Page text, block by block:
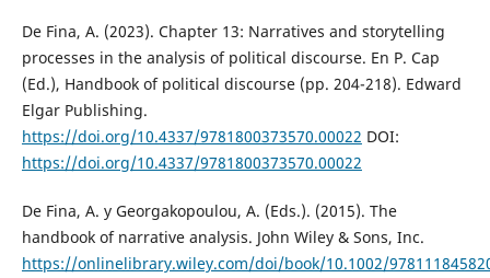
De Fina, A. (2023). Chapter 13: Narratives and storytelling
processes in the analysis of political discourse. En P. Cap
(Ed.), Handbook of political discourse (pp. 204-218). Edward
Elgar Publishing.
https://doi.org/10.4337/9781800373570.00022 DOI:
https://doi.org/10.4337/9781800373570.00022
De Fina, A. y Georgakopoulou, A. (Eds.). (2015). The
handbook of narrative analysis. John Wiley & Sons, Inc.
https://onlinelibrary.wiley.com/doi/book/10.1002/